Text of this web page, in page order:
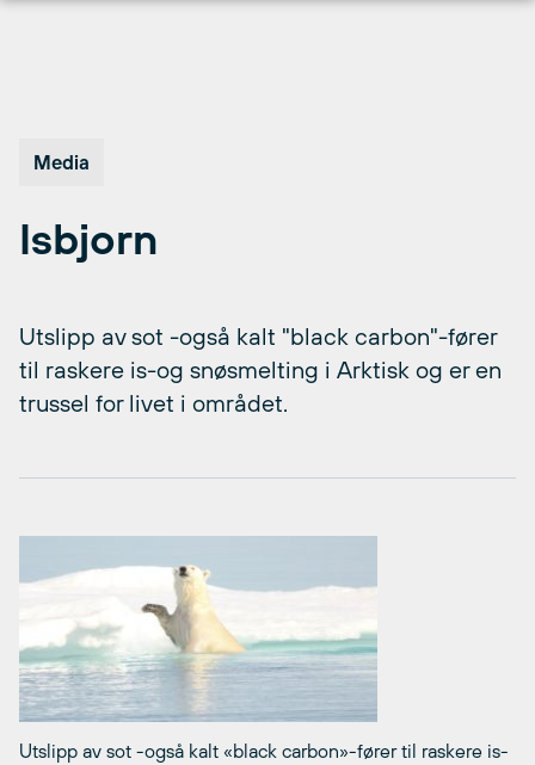
Media
Isbjorn
Utslipp av sot -også kalt "black carbon"-fører
til raskere is-og snøsmelting i Arktisk og er en
trussel for livet i området.
Utslipp av sot -også kalt «black carbon»-fører til raskere is-